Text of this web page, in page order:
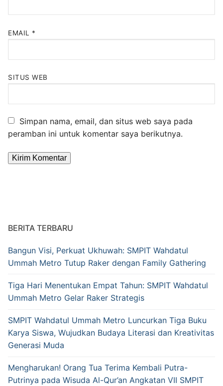
EMAIL *
SITUS WEB
Simpan nama, email, dan situs web saya pada
peramban ini untuk komentar saya berikutnya.
BERITA TERBARU
Bangun Visi, Perkuat Ukhuwah: SMPIT Wahdatul
Ummah Metro Tutup Raker dengan Family Gathering
Tiga Hari Menentukan Empat Tahun: SMPIT Wahdatul
Ummah Metro Gelar Raker Strategis
SMPIT Wahdatul Ummah Metro Luncurkan Tiga Buku
Karya Siswa, Wujudkan Budaya Literasi dan Kreativitas
Generasi Muda
Mengharukan! Orang Tua Terima Kembali Putra-
Putrinya pada Wisuda Al-Qur’an Angkatan VII SMPIT